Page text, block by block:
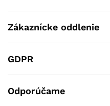
Zákaznícke oddlenie
GDPR
Odporúčame